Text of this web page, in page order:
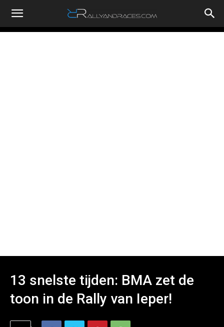
RallyandRaces.com
13 snelste tijden: BMA zet de
toon in de Rally van Ieper!